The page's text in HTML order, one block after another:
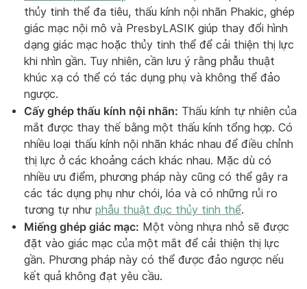
thủy tinh thể đa tiêu, thấu kính nội nhãn Phakic, ghép
giác mạc nội mô và PresbyLASIK giúp thay đổi hình
dạng giác mạc hoặc thủy tinh thể để cải thiện thị lực
khi nhìn gần. Tuy nhiên, cần lưu ý rằng phẫu thuật
khúc xạ có thể có tác dụng phụ và không thể đảo
ngược.
Cấy ghép thấu kính nội nhãn: Thấu kính tự nhiên của
mắt được thay thế bằng một thấu kính tổng hợp. Có
nhiều loại thấu kính nội nhãn khác nhau để điều chỉnh
thị lực ở các khoảng cách khác nhau. Mặc dù có
nhiều ưu điểm, phương pháp này cũng có thể gây ra
các tác dụng phụ như chói, lóa và có những rủi ro
tương tự như phẫu thuật đục thủy tinh thể.
Miếng ghép giác mạc: Một vòng nhựa nhỏ sẽ được
đặt vào giác mạc của một mắt để cải thiện thị lực
gần. Phương pháp này có thể được đảo ngược nếu
kết quả không đạt yêu cầu.